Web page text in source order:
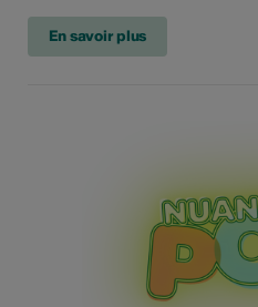
En savoir plus